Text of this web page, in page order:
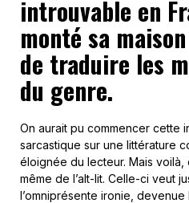
introuvable en
monté sa
de traduire les
du genre.
On aurait pu commencer cette
sarcastique sur une littérature
éloignée du lecteur. Mais
même de l’alt-lit. Celle-ci veut
l’omniprésente ironie,